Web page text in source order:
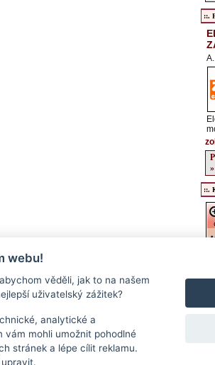
::.
»
::.
webu!
věděli, jak to na našem
uživatelský zážitek?
analytické a
vám mohli umožnit pohodlné
stránek a lépe cílit reklamu.